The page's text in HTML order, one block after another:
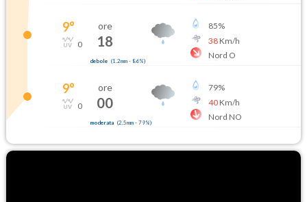
9°
0
ore
18
debole (1.2mm- 86%)
85%
38Km/h
Nord O
9°
0
ore
00
moderata (2.5mm- 79%)
79%
40Km/h
Nord NO